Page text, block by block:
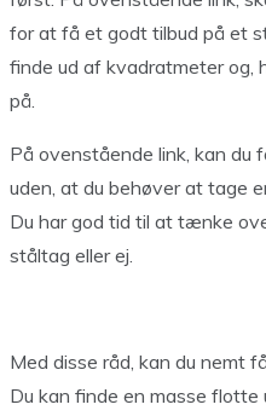
for at få et godt tilbud på et
finde ud af kvadratmeter og,
på.
På ovenstående link, kan du
uden, at du behøver at tage
Du har god tid til at tænke
ståltag eller ej.
Med disse råd, kan du nemt
Du kan finde en masse flotte